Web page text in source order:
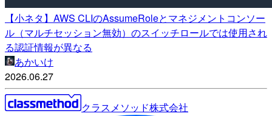
【小ネタ】AWS CLIのAssumeRoleとマネジメントコンソー
ル（マルチセッション無効）のスイッチロールでは使用され
る認証情報が異なる
あかいけ
2026.06.27
クラスメソッド株式会社